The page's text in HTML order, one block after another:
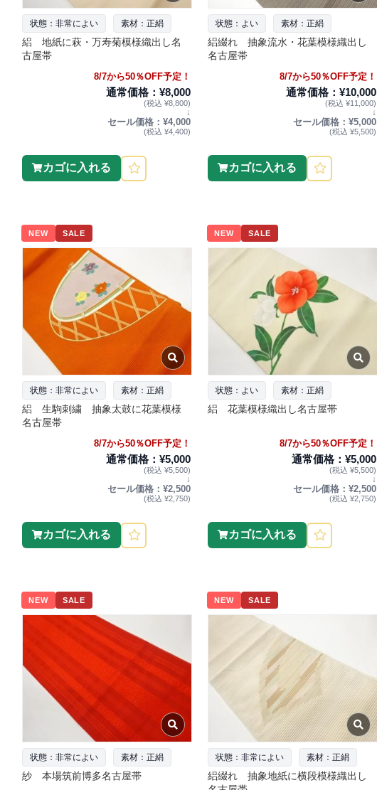
状態：非常によい 素材：正絹
絽 地紙に萩・万寿菊模様織出し名
古屋帯
8/7から50％OFF予定！
通常価格：¥8,000
(税込 ¥8,800)
↓
セール価格：¥4,000
(税込 ¥4,400)
カゴに入れる
状態：よい 素材：正絹
絽綴れ 抽象流水・花葉模様織出し
名古屋帯
8/7から50％OFF予定！
通常価格：¥10,000
(税込 ¥11,000)
↓
セール価格：¥5,000
(税込 ¥5,500)
カゴに入れる
NEW SALE
状態：非常によい 素材：正絹
絽 生駒刺繍 抽象太鼓に花葉模様
名古屋帯
8/7から50％OFF予定！
通常価格：¥5,000
(税込 ¥5,500)
↓
セール価格：¥2,500
(税込 ¥2,750)
カゴに入れる
NEW SALE
状態：よい 素材：正絹
絽 花葉模様織出し名古屋帯
8/7から50％OFF予定！
通常価格：¥5,000
(税込 ¥5,500)
↓
セール価格：¥2,500
(税込 ¥2,750)
カゴに入れる
NEW SALE
状態：非常によい 素材：正絹
紗 本場筑前博多名古屋帯
NEW SALE
状態：非常によい 素材：正絹
絽綴れ 抽象地紙に横段模様織出し